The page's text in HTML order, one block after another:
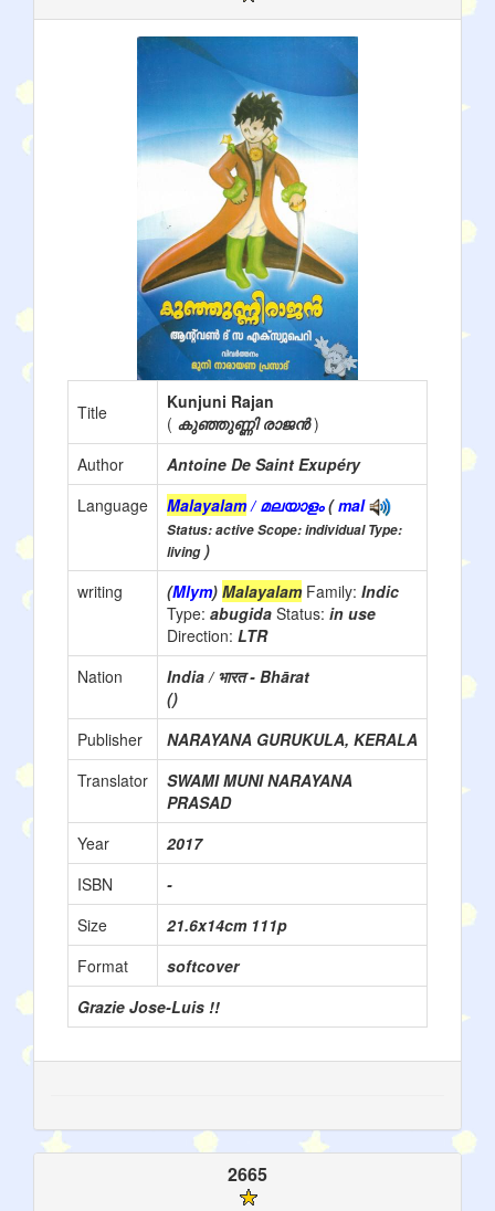
Title
Kunjuni Rajan
( കുഞ്ഞുണ്ണി രാജൻ)
Author
Antoine De Saint Exupéry
Language
Malayalam/ മലയാളം(mal
Status: active Scope: individual Type:
living)
writing
(Mlym) Malayalam Family: Indic
Type: abugida Status: in use
Direction: LTR
Nation
India / भारत - Bhārat
()
Publisher
NARAYANA GURUKULA, KERALA
Translator
SWAMI MUNI NARAYANA
PRASAD
Year
2017
ISBN
-
Size
21.6x14cm 111p
Format
softcover
Grazie Jose-Luis !!
2665